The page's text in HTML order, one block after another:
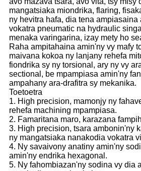
mangatsiaka miondrika, flaring,
ny hevitra hafa, dia tena ampiasaina
vokatra pneumatic na hydraulic
menaka varingarina, izay mety ho
Raha ampitahaina amin'ny vy mafy
maivana kokoa ny lanjany rehefa
fiondrika sy ny torsional, ary ny vy
sectional, be mpampiasa amin'ny
ampahany ara-drafitra sy mekanika.
Toetoetra
1. High precision, mamonjy ny
rehefa machining mpampiasa.
2. Famaritana maro, karazana
3. High precision, tsara ambonin'ny
ny mangatsiaka nanakodia vokatra
4. Ny savaivony anatiny amin'ny
amin'ny endrika hexagonal.
5. Ny fahombiazan'ny sodina vy dia